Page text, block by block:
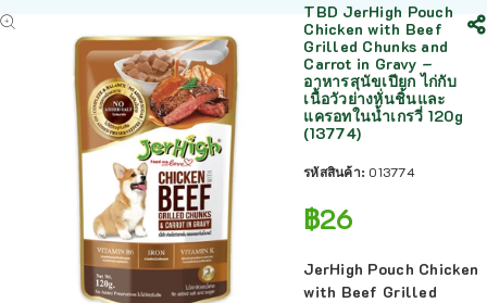
TBD JerHigh Pouch
Chicken with Beef
Grilled Chunks and
Carrot in Gravy –
อาหารสุนัขเปียก ไก่กับ
เนื้อวัวย่างหั่นชิ้นและ
แครอทในน้ำเกรวี่ 120g
(13774)
รหัสสินค้า: 013774
฿26
JerHigh Pouch Chicken
with Beef Grilled